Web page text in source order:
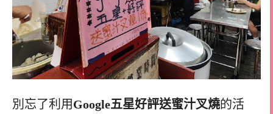
別忘了利用Google五星好評送蜜汁叉燒的活